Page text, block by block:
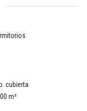
cubierta
m²